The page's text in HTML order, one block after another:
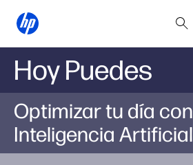
Hoy Puedes
Optimizar tu día con
Inteligencia Artificial